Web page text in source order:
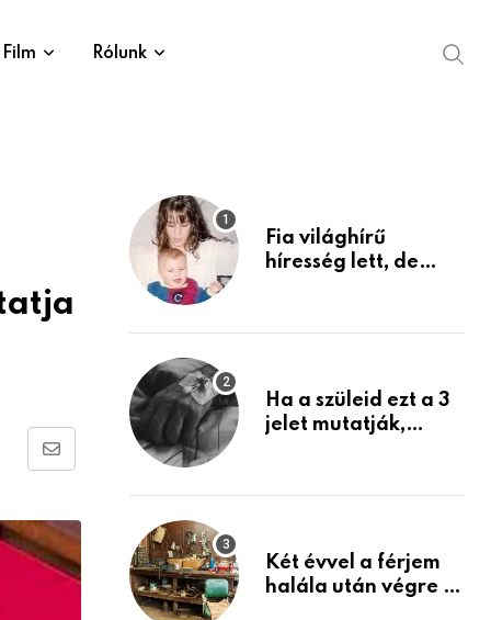
Film Rólunk
Share
Email
Fia világhírű
híresség lett, de
mint azt el tudnád
Ha a szüleid ezt a 3
jelet mutatják,
Készülj fel arra, ami
Két évvel a férjem
halála után végre át